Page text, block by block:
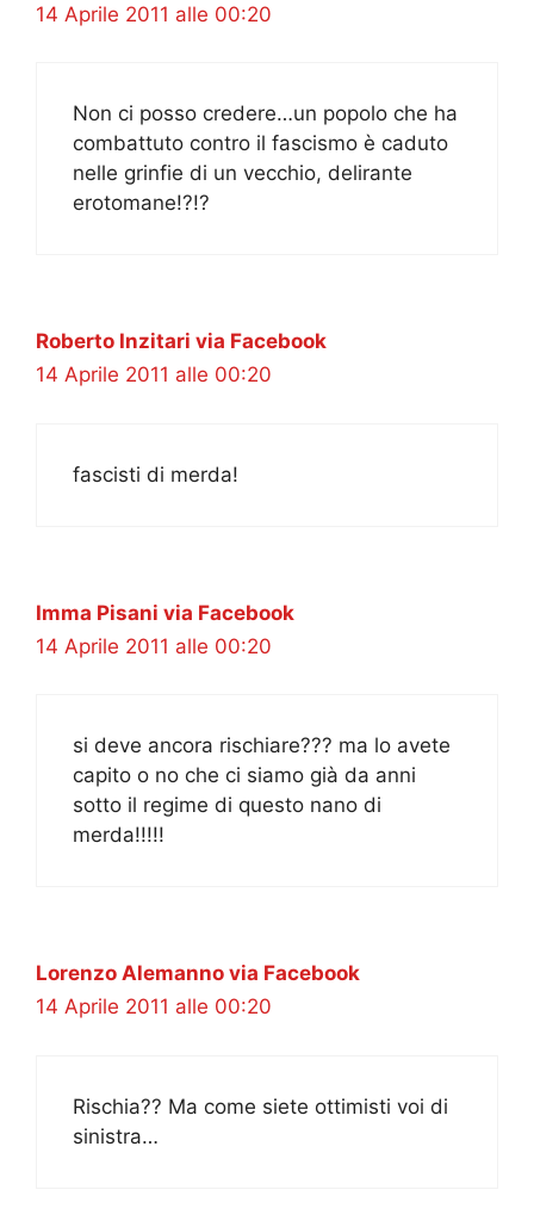
14 Aprile 2011 alle 00:20
Non ci posso credere…un popolo che ha
combattuto contro il fascismo è caduto
nelle grinfie di un vecchio, delirante
erotomane!?!?
Roberto Inzitari via Facebook
14 Aprile 2011 alle 00:20
fascisti di merda!
Imma Pisani via Facebook
14 Aprile 2011 alle 00:20
si deve ancora rischiare??? ma lo avete
capito o no che ci siamo già da anni
sotto il regime di questo nano di
merda!!!!!
Lorenzo Alemanno via Facebook
14 Aprile 2011 alle 00:20
Rischia?? Ma come siete ottimisti voi di
sinistra…